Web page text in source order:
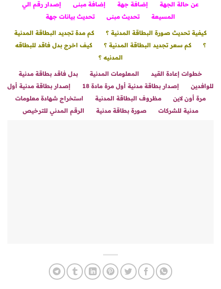
عن حالة الجهة
إضافة جهة إضافة مبنى
إصدار رقم الي
المسيعة
تحديث مبنى تحديث بيانات جهة
كيفية تحديث صورة البطاقة المدنية ؟
كم مدة تجديد البطاقة المدنية
؟
كم سعر تجديد البطاقة المدنية ؟
كيف اخرج بدل فاقد للبطاقه
المدنيه ؟
خطوات إعادة القيد المعلومات المدنية
بدل فاقد بطاقة مدنية
للوافدين
إصدار بطاقة مدنية أول مرة مادة 18
إصدار بطاقة مدنية أول
مرة أون لاين
مظروف البطاقة المدنية
استخراج شهادة معلومات
مدنية للشركات
صورة بطاقة مدنية الرقم المدني للترخيص